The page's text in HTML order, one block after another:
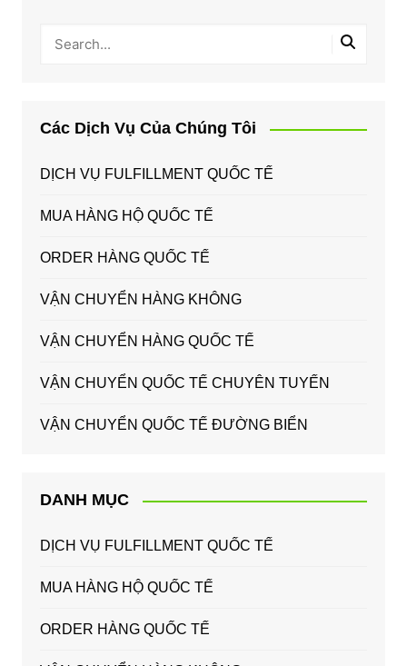
Các Dịch Vụ Của Chúng Tôi
DỊCH VỤ FULFILLMENT QUỐC TẾ
MUA HÀNG HỘ QUỐC TẾ
ORDER HÀNG QUỐC TẾ
VẬN CHUYỂN HÀNG KHÔNG
VẬN CHUYỂN HÀNG QUỐC TẾ
VẬN CHUYỂN QUỐC TẾ CHUYÊN TUYẾN
VẬN CHUYỂN QUỐC TẾ ĐƯỜNG BIỂN
DANH MỤC
DỊCH VỤ FULFILLMENT QUỐC TẾ
MUA HÀNG HỘ QUỐC TẾ
ORDER HÀNG QUỐC TẾ